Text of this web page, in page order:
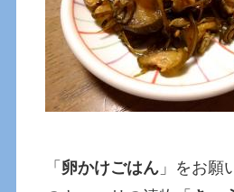
「 卵かけごはん 」をお願